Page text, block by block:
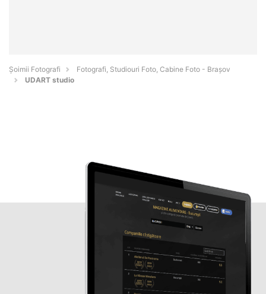
Șoimii Fotografi
Fotografi, Studiouri Foto, Cabine Foto - Braşov
UDART studio